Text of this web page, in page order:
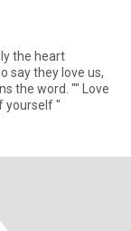
the heart
say they love us,
the word. "" Love
yourself "